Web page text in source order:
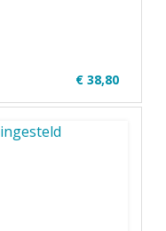
€ 38,80